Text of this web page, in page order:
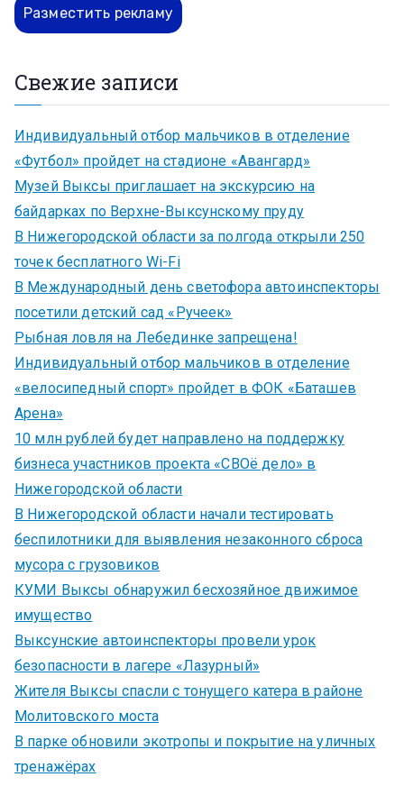
Разместить рекламу
Свежие записи
Индивидуальный отбор мальчиков в отделение
«Футбол» пройдет на стадионе «Авангард»
Музей Выксы приглашает на экскурсию на
байдарках по Верхне-Выксунскому пруду
В Нижегородской области за полгода открыли 250
точек бесплатного Wi-Fi
В Международный день светофора автоинспекторы
посетили детский сад «Ручеек»
Рыбная ловля на Лебединке запрещена!
Индивидуальный отбор мальчиков в отделение
«велосипедный спорт» пройдет в ФОК «Баташев
Арена»
10 млн рублей будет направлено на поддержку
бизнеса участников проекта «СВОё дело» в
Нижегородской области
В Нижегородской области начали тестировать
беспилотники для выявления незаконного сброса
мусора с грузовиков
КУМИ Выксы обнаружил бесхозяйное движимое
имущество
Выксунские автоинспекторы провели урок
безопасности в лагере «Лазурный»
Жителя Выксы спасли с тонущего катера в районе
Молитовского моста
В парке обновили экотропы и покрытие на уличных
тренажёрах